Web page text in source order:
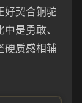
好契合铜驼
是勇敢、
硬质感相辅